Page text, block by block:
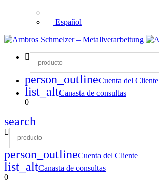
Español
person_outlineCuenta del Cliente
list_altCanasta de consultas
0
search
person_outlineCuenta del Cliente
list_altCanasta de consultas
0